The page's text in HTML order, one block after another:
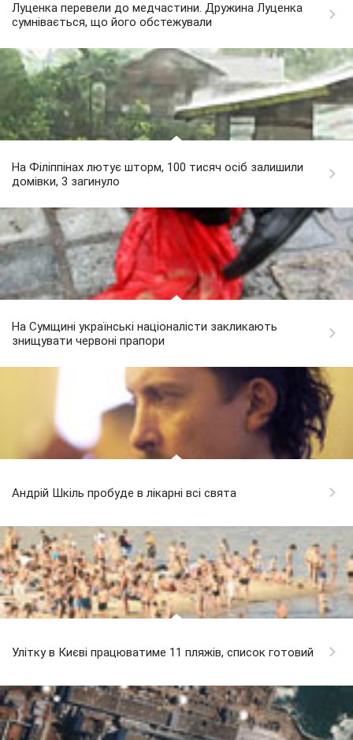
Луценка перевели до медчастини. Дружина Луценка
сумнівається, що його обстежували
На Філіппінах лютує шторм, 100 тисяч осіб залишили
домівки, 3 загинуло
На Сумщині українські націоналісти закликають
знищувати червоні прапори
Андрій Шкіль пробуде в лікарні всі свята
Улітку в Києві працюватиме 11 пляжів, список готовий